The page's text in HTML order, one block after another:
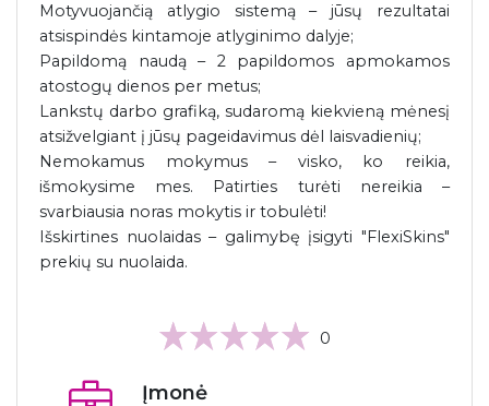
Motyvuojančią atlygio sistemą – jūsų rezultatai
atsispindės kintamoje atlyginimo dalyje;
Papildomą naudą – 2 papildomos apmokamos
atostogų dienos per metus;
Lankstų darbo grafiką, sudaromą kiekvieną mėnesį
atsižvelgiant į jūsų pageidavimus dėl laisvadienių;
Nemokamus mokymus – visko, ko reikia,
išmokysime mes. Patirties turėti nereikia –
svarbiausia noras mokytis ir tobulėti!
Išskirtines nuolaidas – galimybę įsigyti "FlexiSkins"
prekių su nuolaida.
0
Įmonė